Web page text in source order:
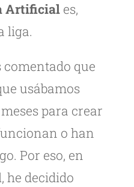
Artificiales,
liga.
comentado que
usábamos
para crear
o han
Por eso, en
he decidido